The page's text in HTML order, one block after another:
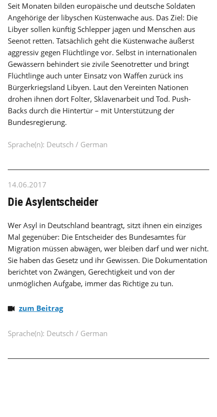
Seit Monaten bilden europäische und deutsche Soldaten
Angehörige der libyschen Küstenwache aus. Das Ziel: Die
Libyer sollen künftig Schlepper jagen und Menschen aus
Seenot retten. Tatsächlich geht die Küstenwache äußerst
aggressiv gegen Flüchtlinge vor. Selbst in internationalen
Gewässern behindert sie zivile Seenotretter und bringt
Flüchtlinge auch unter Einsatz von Waffen zurück ins
Bürgerkriegsland Libyen. Laut den Vereinten Nationen
drohen ihnen dort Folter, Sklavenarbeit und Tod. Push-
Backs durch die Hintertür – mit Unterstützung der
Bundesregierung.
Sprache(n): Deutsch / German
14.06.2017
Die Asylentscheider
Wer Asyl in Deutschland beantragt, sitzt ihnen ein einziges
Mal gegenüber: Die Entscheider des Bundesamtes für
Migration müssen abwägen, wer bleiben darf und wer nicht.
Sie haben das Gesetz und ihr Gewissen. Die Dokumentation
berichtet von Zwängen, Gerechtigkeit und von der
unmöglichen Aufgabe, immer das Richtige zu tun.
zum Beitrag
Sprache(n): Deutsch / German